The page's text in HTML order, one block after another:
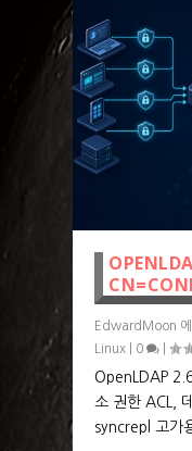
EdwardMoon
Linux
0 |
OpenLDAP
소 권한 ACL,
syncrepl 고가